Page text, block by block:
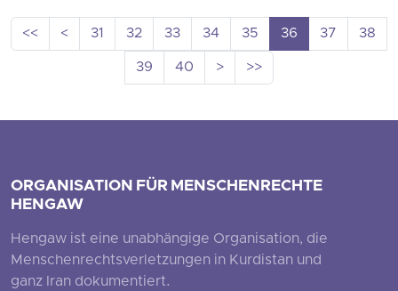
<< < 31 32 33 34 35 36 37
38
39
40 > >>
ORGANISATION FÜR MENSCHENRECHTE
HENGAW
Hengaw ist eine unabhängige Organisation, die
Menschenrechtsverletzungen in Kurdistan und
ganz Iran dokumentiert.